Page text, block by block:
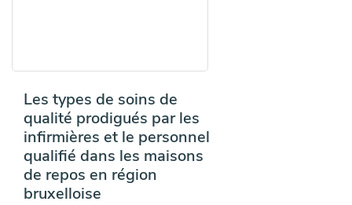
Les types de soins de
qualité prodigués par les
infirmières et le personnel
qualifié dans les maisons
de repos en région
bruxelloise